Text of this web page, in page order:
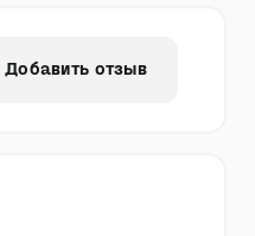
Добавить отзыв